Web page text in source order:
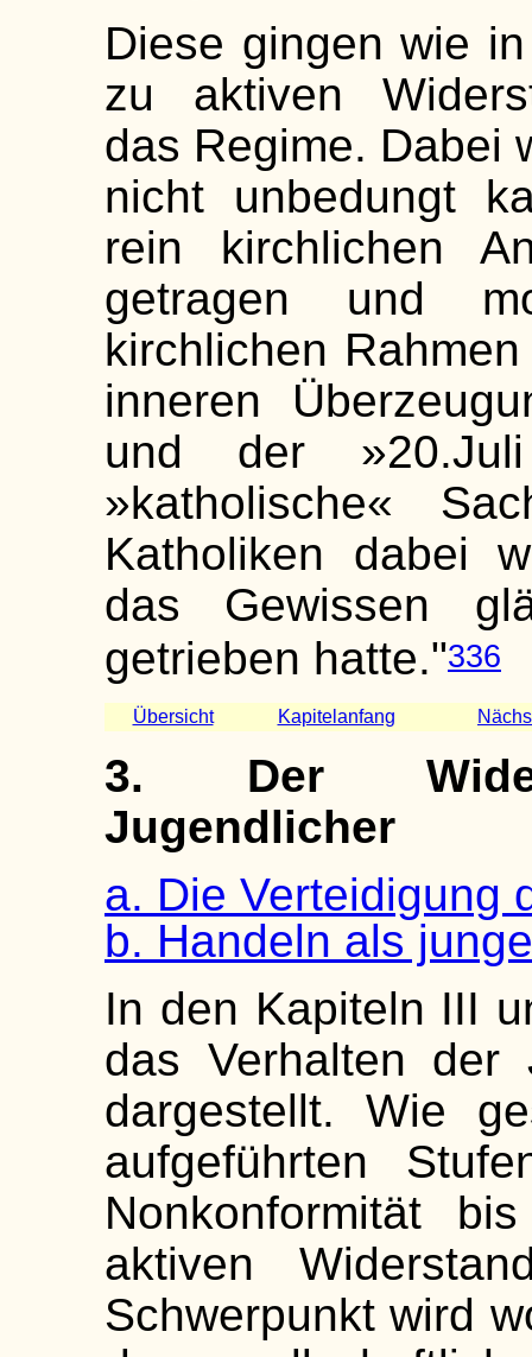
Diese gingen wie
zu aktiven
das Regime. Dabei
nicht unbedungt
rein kirchlichen
getragen und
kirchlichen
inneren
und der
»katholische«
Katholiken dabei
das Gewissen
getrieben hatte."336
Übersicht Kapitelanfang
3. Der
Jugendlicher
a. Die Verteidigung
b. Handeln als
In den Kapiteln III
das Verhalten der
dargestellt. Wie
aufgeführten
Nonkonformität
aktiven
Schwerpunkt wird